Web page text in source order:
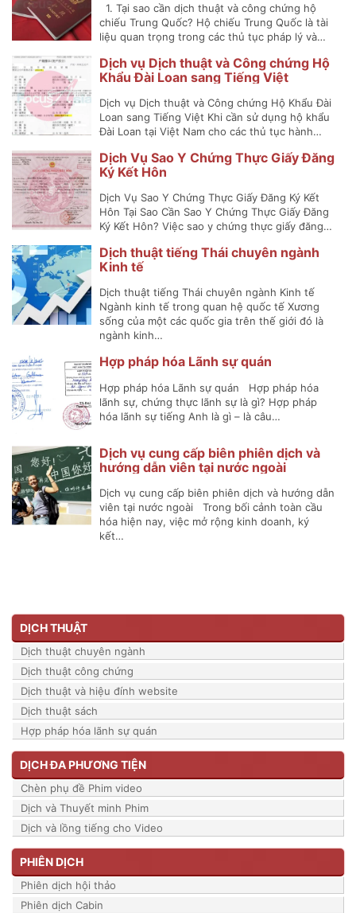
1. Tại sao cần dịch thuật và công chứng hộ
chiếu Trung Quốc? Hộ chiếu Trung Quốc là tài
liệu quan trọng trong các thủ tục pháp lý và…
Dịch vụ Dịch thuật và Công chứng Hộ
Khẩu Đài Loan sang Tiếng Việt
Dịch vụ Dịch thuật và Công chứng Hộ Khẩu Đài
Loan sang Tiếng Việt Khi cần sử dụng hộ khẩu
Đài Loan tại Việt Nam cho các thủ tục hành…
Dịch Vụ Sao Y Chứng Thực Giấy Đăng
Ký Kết Hôn
Dịch Vụ Sao Y Chứng Thực Giấy Đăng Ký Kết
Hôn Tại Sao Cần Sao Y Chứng Thực Giấy Đăng
Ký Kết Hôn? Việc sao y chứng thực giấy đăng…
Dịch thuật tiếng Thái chuyên ngành
Kinh tế
Dịch thuật tiếng Thái chuyên ngành Kinh tế
Ngành kinh tế trong quan hệ quốc tế Xương
sống của một các quốc gia trên thế giới đó là
ngành kinh…
Hợp pháp hóa Lãnh sự quán
Hợp pháp hóa Lãnh sự quán Hợp pháp hóa
lãnh sự, chứng thực lãnh sự là gì? Hợp pháp
hóa lãnh sự tiếng Anh là gì – là câu…
Dịch vụ cung cấp biên phiên dịch và
hướng dẫn viên tại nước ngoài
Dịch vụ cung cấp biên phiên dịch và hướng dẫn
viên tại nước ngoài Trong bối cảnh toàn cầu
hóa hiện nay, việc mở rộng kinh doanh, ký
kết…
DỊCH THUẬT
Dịch thuật chuyên ngành
Dịch thuật công chứng
Dịch thuật và hiệu đính website
Dịch thuật sách
Hợp pháp hóa lãnh sự quán
DỊCH ĐA PHƯƠNG TIỆN
Chèn phụ đề Phim video
Dịch và Thuyết minh Phim
Dịch và lồng tiếng cho Video
PHIÊN DỊCH
Phiên dịch hội thảo
Phiên dịch Cabin